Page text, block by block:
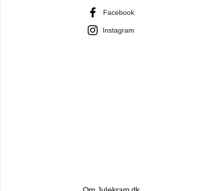
Facebook
Instagram